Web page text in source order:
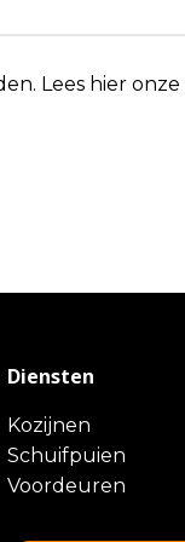
Lees hier onze
Diensten
Kozijnen
Schuifpuien
Voordeuren